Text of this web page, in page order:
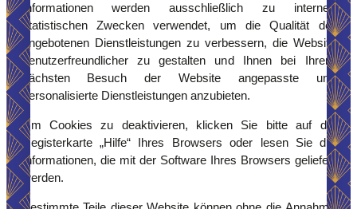
Informationen werden ausschließlich zu internen
statistischen Zwecken verwendet, um die Qualität der
angebotenen Dienstleistungen zu verbessern, die Website
benutzerfreundlicher zu gestalten und Ihnen bei Ihrem
nächsten Besuch der Website angepasste und
personalisierte Dienstleistungen anzubieten.
Um Cookies zu deaktivieren, klicken Sie bitte auf die
Registerkarte „Hilfe“ Ihres Browsers oder lesen Sie die
Informationen, die mit der Software Ihres Browsers geliefert
werden.